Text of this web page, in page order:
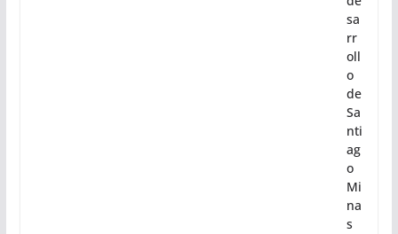
sa
rr
oll
o
de
Sa
nti
ag
o
Mi
na
s